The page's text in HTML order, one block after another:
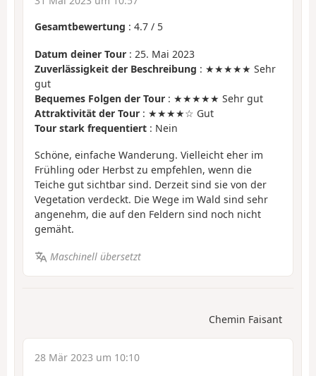
Gesamtbewertung : 4.7 / 5
Datum deiner Tour : 25. Mai 2023
Zuverlässigkeit der Beschreibung : ★★★★★ Sehr
gut
Bequemes Folgen der Tour : ★★★★★ Sehr gut
Attraktivität der Tour : ★★★★☆ Gut
Tour stark frequentiert : Nein
Schöne, einfache Wanderung. Vielleicht eher im
Frühling oder Herbst zu empfehlen, wenn die
Teiche gut sichtbar sind. Derzeit sind sie von der
Vegetation verdeckt. Die Wege im Wald sind sehr
angenehm, die auf den Feldern sind noch nicht
gemäht.
Maschinell übersetzt
Chemin Faisant
28 Mär 2023 um 10:10